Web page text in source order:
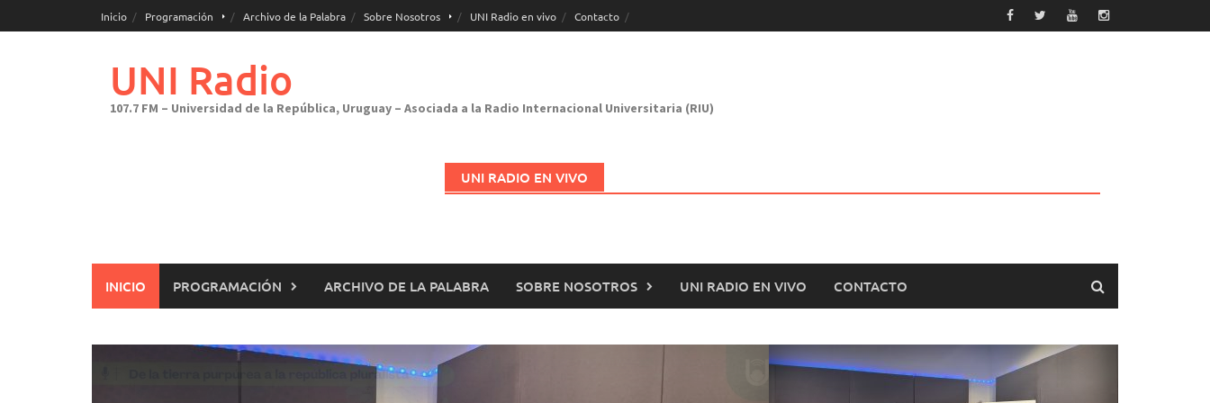
al
Inicio Programación Archivo de la Palabra Sobre Nosotros UNI Radio en vivo Contacto
UNI Radio
107.7 FM – Universidad de la República, Uruguay – Asociada a la Radio Internacional Universitaria (RIU)
UNI RADIO EN VIVO
INICIO PROGRAMACIÓN ARCHIVO DE LA PALABRA SOBRE NOSOTROS UNI RADIO EN VIVO CONTACTO